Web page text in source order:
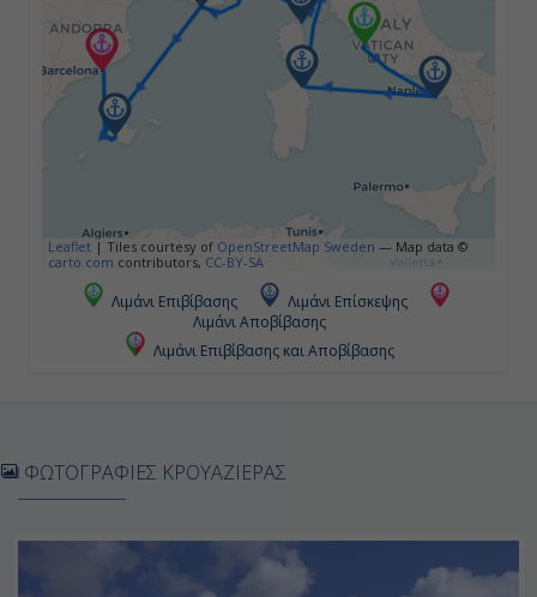
Λιβόρνο (Φλωρεντία & Πίζα), Ιταλία
08:00
23:00
Ημέρα 5η
Μπαστιά - Κορσική, Γαλλία
07:00
Μόντε Κάρλο, Μονακό
Leaflet | Tiles courtesy of OpenStreetMap Sweden — Map data ©
carto.com contributors, CC-BY-SA
Λιμάνι Επιβίβασης
Λιμάνι Επίσκεψης
Λιμάνι Αποβίβασης
Λιμάνι Επιβίβασης και Αποβίβασης
ΦΩΤΟΓΡΑΦΙΕΣ ΚΡΟΥΑΖΙΕΡΑΣ